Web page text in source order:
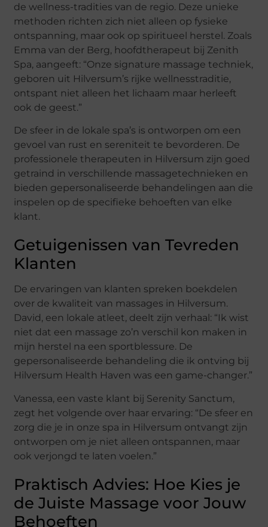
de wellness-tradities van de regio. Deze unieke
methoden richten zich niet alleen op fysieke
ontspanning, maar ook op spiritueel herstel. Zoals
Emma van der Berg, hoofdtherapeut bij Zenith
Spa, aangeeft: “Onze signature massage techniek,
geboren uit Hilversum’s rijke wellnesstraditie,
ontspant niet alleen het lichaam maar herleeft
ook de geest.”
De sfeer in de lokale spa’s is ontworpen om een
gevoel van rust en sereniteit te bevorderen. De
professionele therapeuten in Hilversum zijn goed
getraind in verschillende massagetechnieken en
bieden gepersonaliseerde behandelingen aan die
inspelen op de specifieke behoeften van elke
klant.
Getuigenissen van Tevreden
Klanten
De ervaringen van klanten spreken boekdelen
over de kwaliteit van massages in Hilversum.
David, een lokale atleet, deelt zijn verhaal: “Ik wist
niet dat een massage zo’n verschil kon maken in
mijn herstel na een sportblessure. De
gepersonaliseerde behandeling die ik ontving bij
Hilversum Health Haven was een game-changer.”
Vanessa, een vaste klant bij Serenity Sanctum,
zegt het volgende over haar ervaring: “De sfeer en
zorg die je in onze spa in Hilversum ontvangt zijn
ontworpen om je niet alleen ontspannen, maar
ook verjongd te laten voelen.”
Praktisch Advies: Hoe Kies je
de Juiste Massage voor Jouw
Behoeften